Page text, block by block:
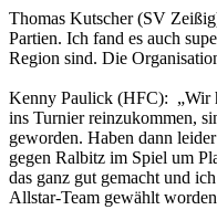
Thomas Kutscher (SV
Partien. Ich fand es auch
Region sind. Die
Kenny Paulick (HFC): „Wir
ins Turnier reinzukommen,
geworden. Haben dann
gegen Ralbitz im Spiel um
das ganz gut gemacht und
Allstar-Team gewählt